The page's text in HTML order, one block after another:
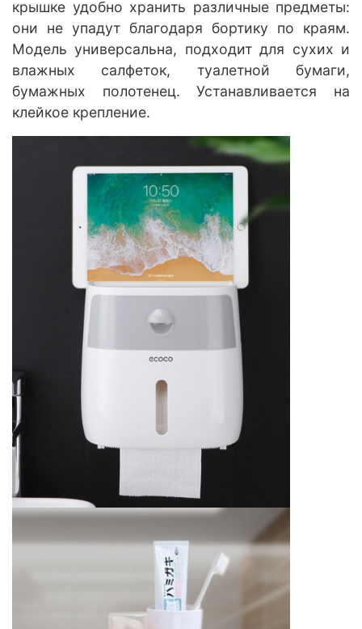
крышке удобно хранить различные предметы:
они не упадут благодаря бортику по краям.
Модель универсальна, подходит для сухих и
влажных салфеток, туалетной бумаги,
бумажных полотенец. Устанавливается на
клейкое крепление.